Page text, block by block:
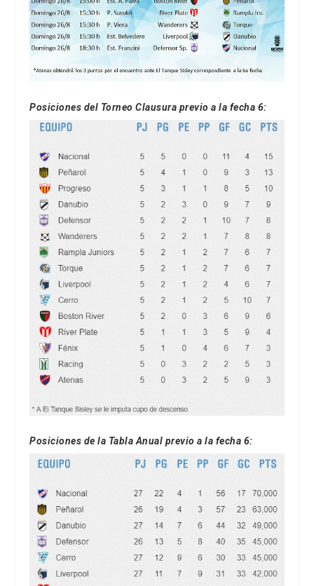
Posiciones del Torneo Clausura previo a la fecha 6:
Posiciones de la Tabla Anual previo a la fecha 6: